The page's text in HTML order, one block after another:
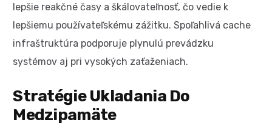
lepšie reakčné časy a škálovateľnosť, čo vedie k
lepšiemu používateľskému zážitku. Spoľahlivá cache
infraštruktúra podporuje plynulú prevádzku
systémov aj pri vysokých zaťaženiach.
Stratégie Ukladania Do
Medzipamäte